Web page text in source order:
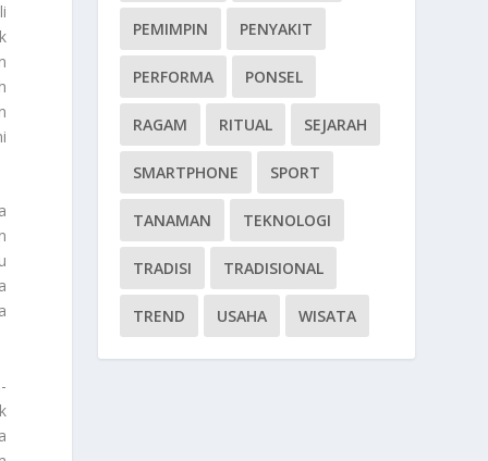
PEMIMPIN PENYAKIT
PERFORMA PONSEL
RAGAM RITUAL SEJARAH
SMARTPHONE SPORT
TANAMAN TEKNOLOGI
TRADISI TRADISIONAL
TREND USAHA WISATA